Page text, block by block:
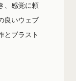
、感覚に頼
良いウェブ
とブラスト